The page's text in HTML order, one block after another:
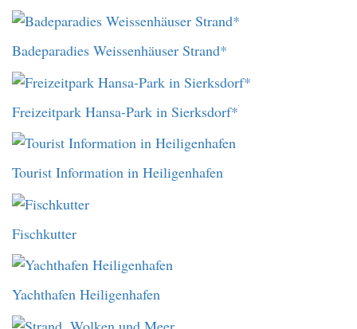
Badeparadies Weissenhäuser Strand*
Freizeitpark Hansa-Park in Sierksdorf*
Tourist Information in Heiligenhafen
Fischkutter
Yachthafen Heiligenhafen